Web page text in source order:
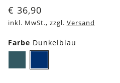
€ 36,90
inkl. MwSt., zzgl. Versand
Farbe Dunkelblau
Petrol